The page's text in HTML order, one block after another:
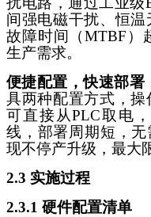
间强电磁干扰、恒
故障时间（MTBF）
生产需求。
便捷配置，快速部署
具两种配置方式，操
可直接从PLC取电
线，部署周期短，
现不停产升级，最大
2.3 实施过程
2.3.1 硬件配置清单